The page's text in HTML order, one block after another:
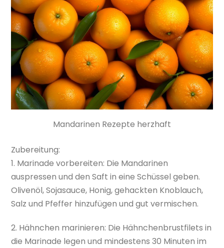
Mandarinen Rezepte herzhaft
Zubereitung:
1. Marinade vorbereiten: Die Mandarinen
auspressen und den Saft in eine Schüssel geben.
Olivenöl, Sojasauce, Honig, gehackten Knoblauch,
Salz und Pfeffer hinzufügen und gut vermischen.
2. Hähnchen marinieren: Die Hähnchenbrustfilets in
die Marinade legen und mindestens 30 Minuten im